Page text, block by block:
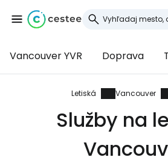
Vancouver YVR Doprava
Letiská Vancouver
Služby na
Prihláste sa
služby Cestee
... celosvetovej komunity